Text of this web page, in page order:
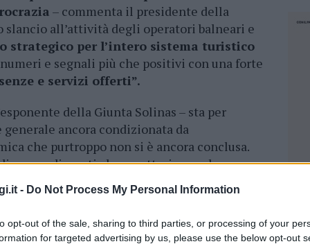
- Do Not Process My Personal Information
opt-out of the sale, sharing to third parties, or processing of your
for targeted advertising by us, please use the below opt-out
– commenta il presidente della
slancio all’attività degli operatori balneari e
strategico per l’intero sistema turistico
e segnali più che positivi con una forte
e servizi offerti”.
della Giunta Solinas – sta per
ancora condizionata da
che purtroppo non si è ancora conclusa.
provvedimenti che caratterizzano la
, per garantire quell’uniformità ed efficienza
deciso di adottare un iter specifico per
e le concessioni già di competenza
attribuzione”.